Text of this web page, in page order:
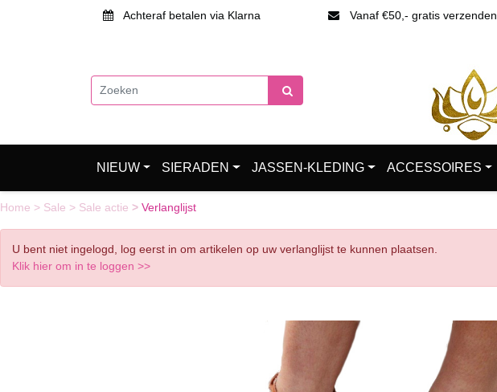
Achteraf betalen via Klarna Vanaf €50,- gratis verzenden
NIEUW SIERADEN JASSEN-KLEDING ACCESSOIRES
Home > Sale > Sale actie > Verlanglijst
U bent niet ingelogd, log eerst in om artikelen op uw verlanglijst te kunnen plaatsen.
Klik hier om in te loggen >>